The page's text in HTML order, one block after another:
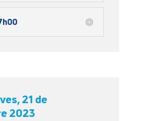
21 de
2023